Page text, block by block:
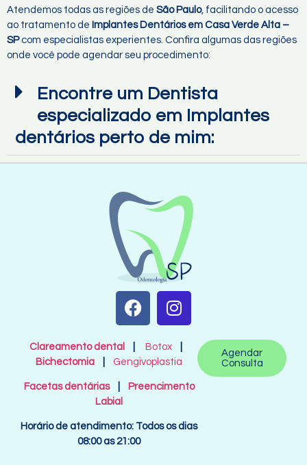
Atendemos todas as regiões de São Paulo, facilitando o acesso
ao tratamento de Implantes Dentários em Casa Verde Alta –
SP com especialistas experientes. Confira algumas das regiões
onde você pode agendar seu procedimento:
Encontre um Dentista
especializado em Implantes
dentários perto de mim:
Clareamento dental |Botox
Bichectomia
Gengivoplastia
Facetas dentárias
Preencimento
Labial
Horário de atendimento: Todos os dias
08:00 as 21:00
Agendar
Consulta